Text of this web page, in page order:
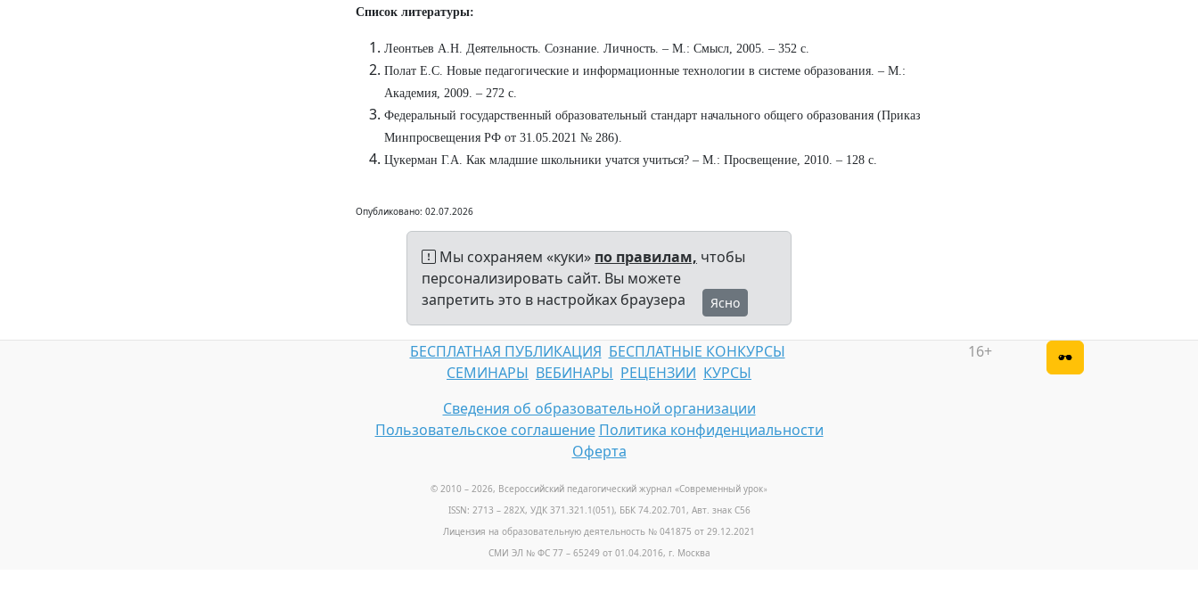
Список литературы:
Леонтьев А.Н. Деятельность. Сознание. Личность. – М.: Смысл, 2005. – 352 с.
Полат Е.С. Новые педагогические и информационные технологии в системе образования. – М.:
Академия, 2009. – 272 с.
Федеральный государственный образовательный стандарт начального общего образования (Приказ
Минпросвещения РФ от 31.05.2021 № 286).
Цукерман Г.А. Как младшие школьники учатся учиться? – М.: Просвещение, 2010. – 128 с.
Опубликовано: 02.07.2026
Мы сохраняем «куки» по правилам, чтобы
персонализировать сайт. Вы можете
запретить это в настройках браузера
Ясно
БЕСПЛАТНАЯ ПУБЛИКАЦИЯ БЕСПЛАТНЫЕ КОНКУРСЫ
СЕМИНАРЫ ВЕБИНАРЫ РЕЦЕНЗИИ КУРСЫ
Сведения об образовательной организации
Пользовательское соглашение Политика конфиденциальности
Оферта
© 2010 – 2026, Всероссийский педагогический журнал «Современный урок»
ISSN: 2713 – 282X, УДК 371.321.1(051), ББК 74.202.701, Авт. знак С56
Лицензия на образовательную деятельность № 041875 от 29.12.2021
СМИ ЭЛ № ФС 77 – 65249 от 01.04.2016, г. Москва
16+